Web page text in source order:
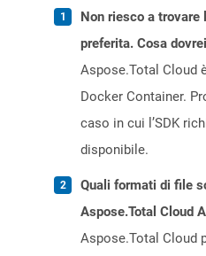
Non riesco a trovare
preferita. Cosa
Aspose.Total Cloud
Docker Container.
caso in cui l’SDK
disponibile.
Quali formati di file
Aspose.Total Cloud
Aspose.Total Cloud